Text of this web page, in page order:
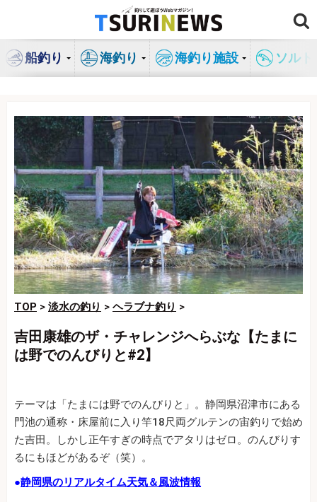
ン
船釣り 海釣り 海釣り施設 ソル
TOP > 淡水の釣り > ヘラブナ釣り >
吉田康雄のザ・チャレンジへらぶな【たまに
は野でのんびりと#2】
テーマは「たまには野でのんびりと」。静岡県沼津市にある
門池の通称・床屋前に入り竿18尺両グルテンの宙釣りで始め
た吉田。しかし正午すぎの時点でアタリはゼロ。のんびりす
るにもほどがあるぞ（笑）。
●静岡県のリアルタイム天気＆風波情報